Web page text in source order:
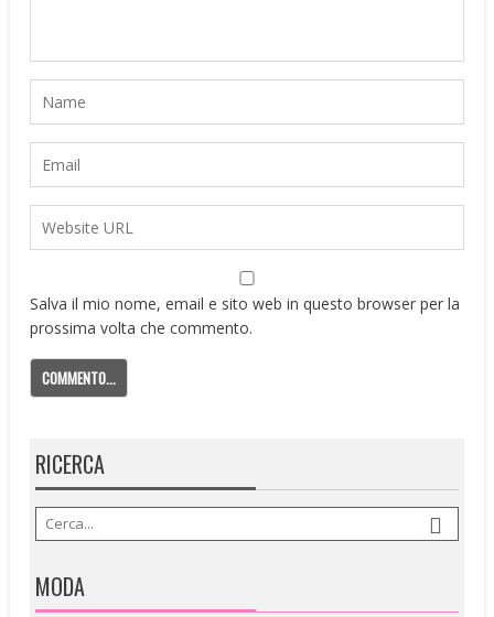
Salva il mio nome, email e sito web in questo browser per la
prossima volta che commento.
RICERCA
MODA